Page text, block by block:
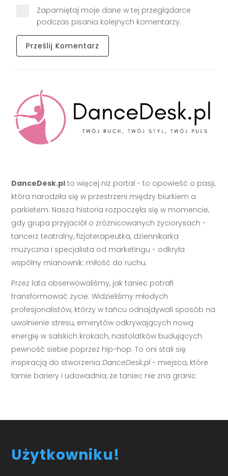
Zapamiętaj moje dane w tej przeglądarce
podczas pisania kolejnych komentarzy.
DanceDesk.pl to więcej niż portal - to opowieść o pasji,
która narodziła się w przestrzeni między biurkiem a
parkietem. Nasza historia rozpoczęła się w momencie,
gdy grupa przyjaciół o zróżnicowanych życiorysach -
tancerz teatralny, fizjoterapeutka, dziennikarka
muzyczna i specjalista od marketingu - odkryła
wspólny mianownik: miłość do ruchu.
Przez lata obserwowaliśmy, jak taniec potrafi
transformować życie. Widzieliśmy młodych
profesjonalistów, którzy w tańcu odnajdywali sposób na
uwolnienie stresu, emerytów odkrywających nową
energię w salskich krokach, nastolatków budujących
pewność siebie poprzez hip-hop. To oni stali się
inspiracją do stworzeniaDanceDesk.pl - miejsca, które
łamie bariery i udowadnia, że taniec nie zna granic.
Użytkowniku!